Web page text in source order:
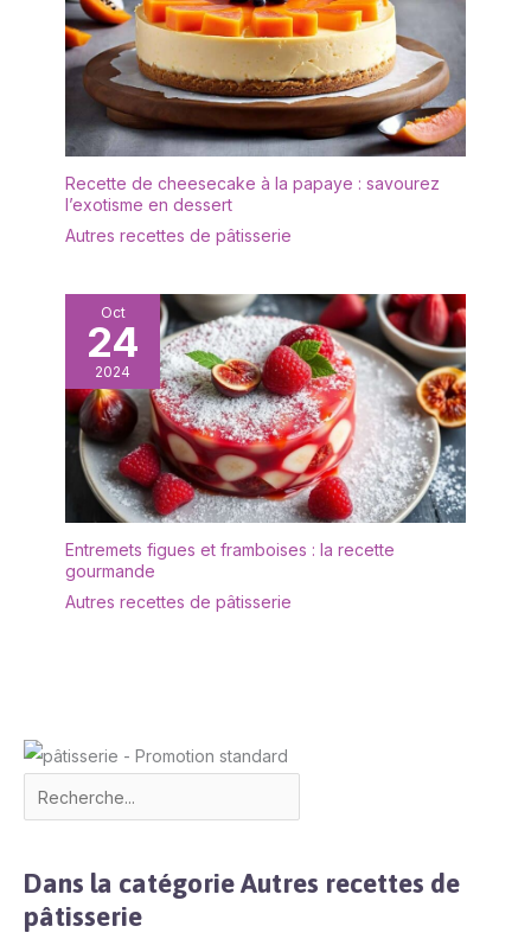
en acier inoxydable, le
produit lui-même n'est
pas étanche) FACILE À
NETTOYER ET PRATIQUE
: Le thermomètres à
viande pliable peut être
rangé. Grâce à la finition
de suspension au dos,
l'attacher à votre four ou
à votre réfrigérateur ou
le suspendre n'importe
où. Après utilisation, il
suffit d'essuyer ou de
rincer la sonde
élégant, léger et facile à
transporter, et sûr à
utiliser. Il est idéal comme
cadeau de bienvenue
pour vos amis et voisins,
comme cadeau de
fiançailles ou comme
cadeau d'anniversaire.
présentoir à gâteaux est
n'absorbe ni les odeurs ni
les taches. Il peut être
rincé avec un peu de
liquide vaisselle et d'eau
et est très facile à
entretenir. Afin de
prolonger sa durée de
vie, il est recommandé
de ne pas le nettoyer au
nettoyage, il doit être
au sec. ✔[Remarque
les 24 heures.
Recette de cheesecake à la papaye : savourez
l’exotisme en dessert
Autres recettes de pâtisserie
Oct
24
2024
Entremets figues et framboises : la recette
gourmande
Autres recettes de pâtisserie
Dans la catégorie Autres recettes de
pâtisserie